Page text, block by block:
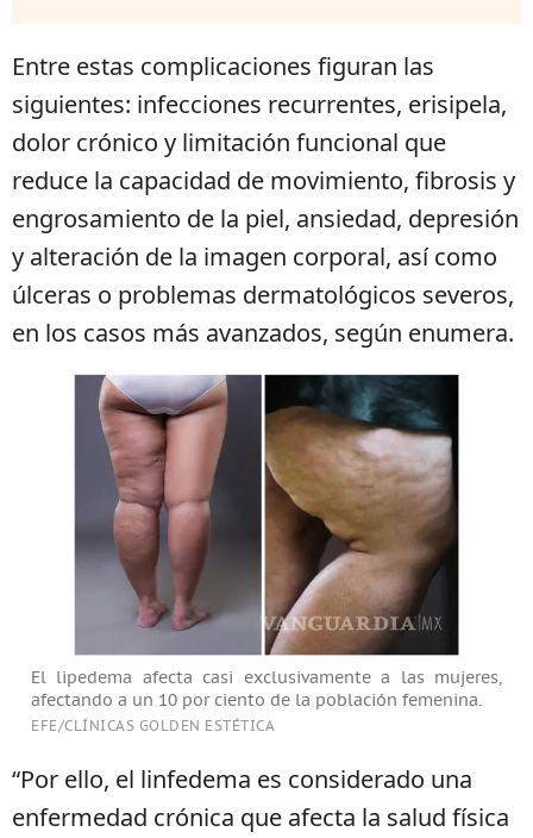
Entre estas complicaciones figuran las
siguientes: infecciones recurrentes, erisipela,
dolor crónico y limitación funcional que
reduce la capacidad de movimiento, fibrosis y
engrosamiento de la piel, ansiedad, depresión
y alteración de la imagen corporal, así como
úlceras o problemas dermatológicos severos,
en los casos más avanzados, según enumera.
El lipedema afecta casi exclusivamente a las mujeres,
afectando a un 10 por ciento de la población femenina.
EFE/CLÍNICAS GOLDEN ESTÉTICA
“Por ello, el linfedema es considerado una
enfermedad crónica que afecta la salud física